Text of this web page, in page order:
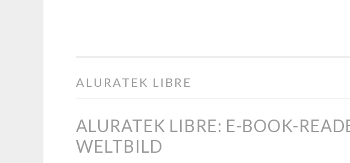
ALURATEK LIBRE
ALURATEK LIBRE: E-BOOK-
WELTBILD